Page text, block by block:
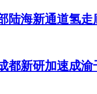
陆海新通道氢
都新研加速成渝